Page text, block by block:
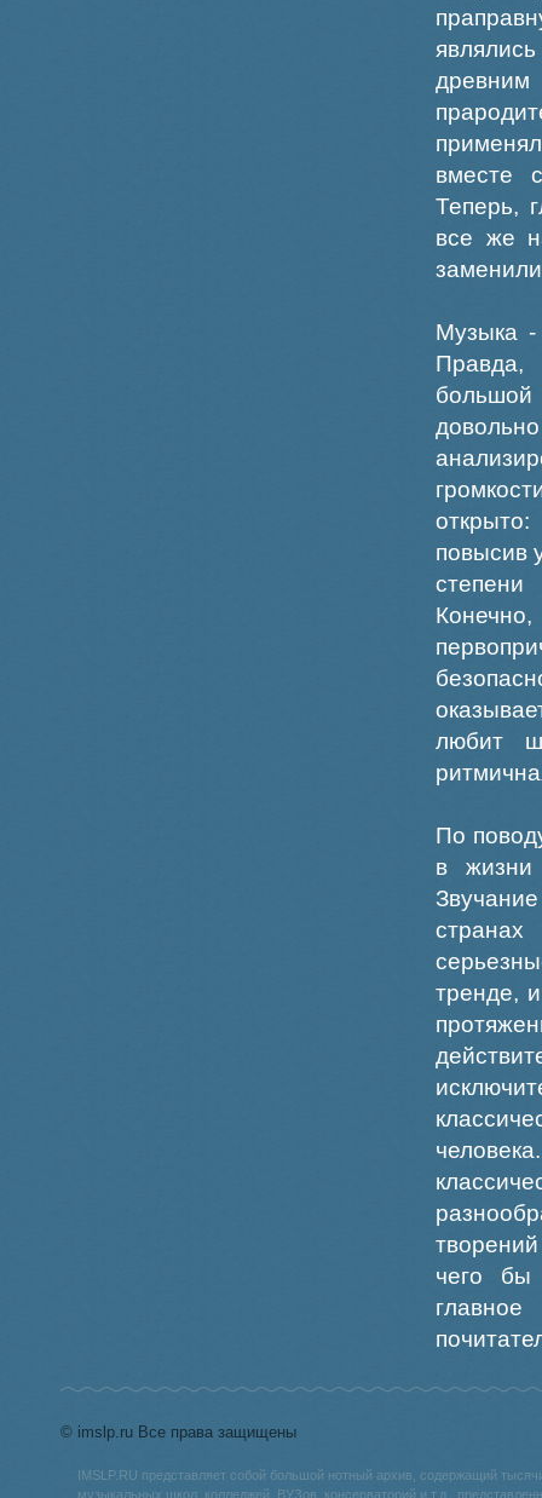
древним
вместе
Теперь,
все же
Музыка -
Правда,
повысив
любит
По
в жизни
тренде,
чего бы
© imslp.ru Все права защищены
IMSLP.RU представляет собой большой нотный архив, содержащий
музыкальных школ, колледжей, ВУЗов, консерваторий и т.д.,